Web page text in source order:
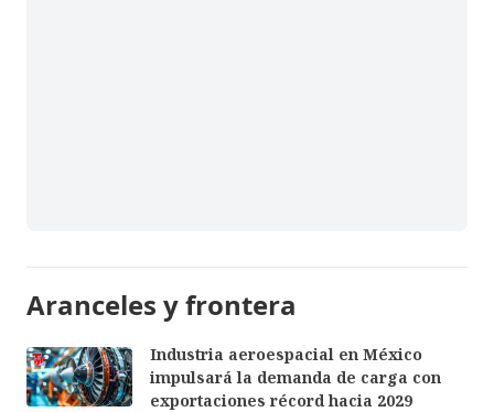
Aranceles y frontera
Industria aeroespacial en México
impulsará la demanda de carga con
exportaciones récord hacia 2029